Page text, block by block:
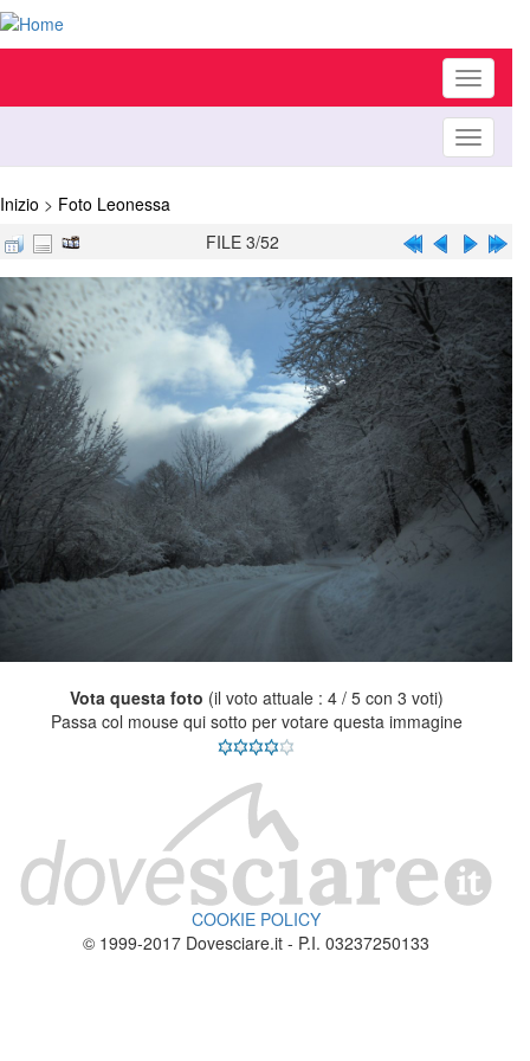
Toggle
Toggle
Inizio > Foto Leonessa
FILE 3/52
Vota questa foto (il voto attuale : 4 / 5 con 3 voti)
Passa col mouse qui sotto per votare questa immagine
COOKIE POLICY
© 1999-2017 Dovesciare.it - P.I. 03237250133